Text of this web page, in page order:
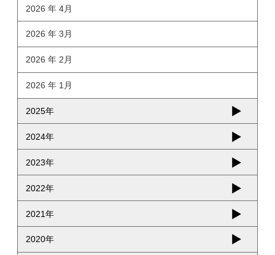
2026 年 4月
2026 年 3月
2026 年 2月
2026 年 1月
2025年
2024年
2023年
2022年
2021年
2020年